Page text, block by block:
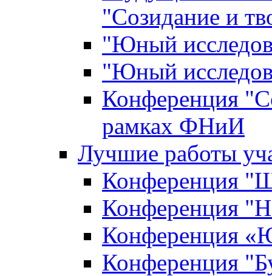
"Созидание и
"Юный
"Юный
Конференция
рамках ФНиИ
Лучшие работы
Конференция
Конференция
Конференция
Конференция